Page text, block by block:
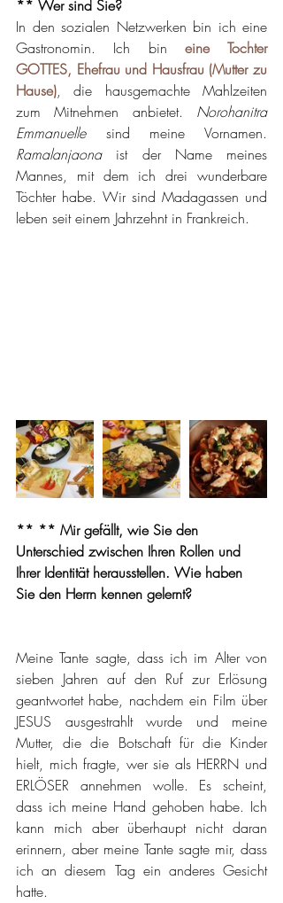
** Wer sind Sie?
In den sozialen Netzwerken bin ich eine
Gastronomin. Ich bin eine Tochter
GOTTES, Ehefrau und Hausfrau (Mutter zu
Hause), die hausgemachte Mahlzeiten
zum Mitnehmen anbietet. Norohanitra
Emmanuelle
Ramalanjaona ist der Name meines
Mannes, mit dem ich drei wunderbare
Töchter habe. Wir sind Madagassen und
leben seit einem Jahrzehnt in Frankreich.
** ** Mir gefällt, wie Sie den
Unterschied zwischen Ihren Rollen und
Ihrer Identität herausstellen. Wie haben
Sie den Herrn kennen gelernt?
Meine Tante sagte, dass ich im Alter von
sieben Jahren auf den Ruf zur Erlösung
geantwortet habe, nachdem ein Film über
JESUS ausgestrahlt wurde und meine
Mutter, die die Botschaft für die Kinder
hielt, mich fragte, wer sie als HERRN und
ERLÖSER annehmen wolle. Es scheint,
dass ich meine Hand gehoben habe. Ich
kann mich aber überhaupt nicht daran
erinnern, aber meine Tante sagte mir, dass
ich an diesem Tag ein anderes Gesicht
hatte.